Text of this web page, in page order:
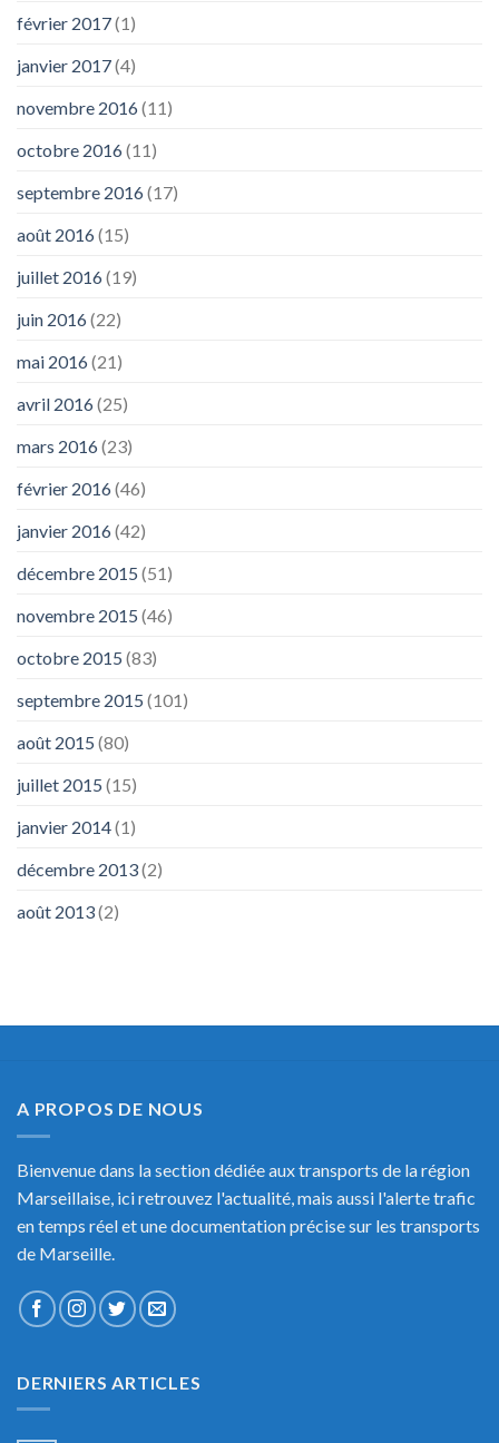
février 2017(1)
janvier 2017(4)
novembre 2016(11)
octobre 2016(11)
septembre 2016(17)
août 2016(15)
juillet 2016(19)
juin 2016(22)
mai 2016(21)
avril 2016(25)
mars 2016(23)
février 2016(46)
janvier 2016(42)
décembre 2015 (51)
novembre 2015 (46)
octobre 2015 (83)
septembre 2015 (101)
août 2015 (80)
juillet 2015 (15)
janvier 2014(1)
décembre 2013(2)
août 2013(2)
A PROPOS DE NOUS
Bienvenue dans la section dédiée aux transports de la région
Marseillaise, ici retrouvez l'actualité, mais aussi l'alerte trafic
en temps réel et une documentation précise sur les transports
de Marseille.
DERNIERS ARTICLES